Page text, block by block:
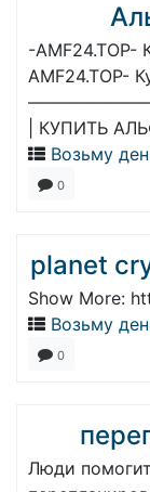
-AMF24.TOP-
AMF24.TOP-
| КУПИТЬ
Возьму
0
planet
Show More:
Возьму
0
Люди